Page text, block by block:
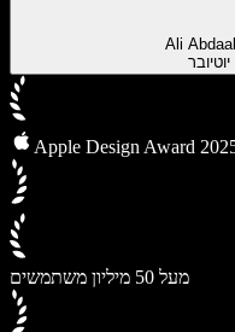
Ali Abdaal
יוטיובר
Apple Design Award
מעל 50 מיליון משתמשים